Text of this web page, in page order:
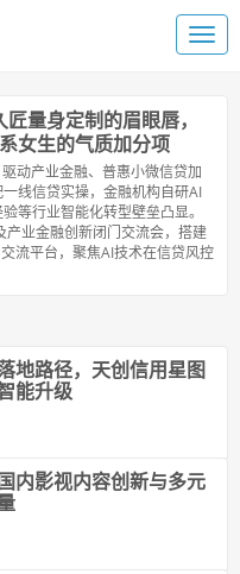
量身定制的眉眼唇，
女生的气质加分项
动产业金融、普惠小微信贷加
线信贷实操，金融机构自研AI
等行业智能化转型壁垒凸显。
业金融创新闭门交流会，搭建
流平台，聚焦AI技术在信贷风控
地路径，天创信用星图
能升级
内影视内容创新与多元